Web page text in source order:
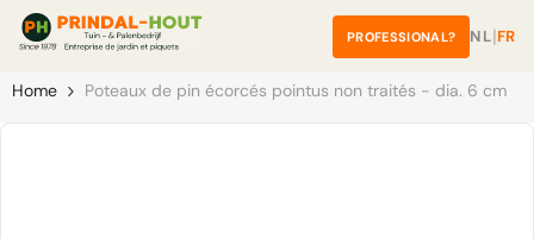
Skip to content
PROFESSIONAL? NL|FR
Home Poteaux de pin écorcés pointus non traités - dia. 6 cm